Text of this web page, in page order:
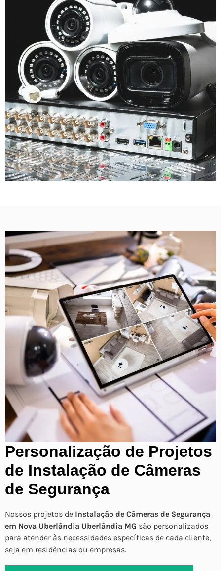
Personalização de Projetos
de Instalação de Câmeras
de Segurança
Nossos projetos de Instalação de Câmeras de Segurança
em Nova Uberlândia Uberlândia MG são personalizados
para atender às necessidades específicas de cada cliente,
seja em residências ou empresas.